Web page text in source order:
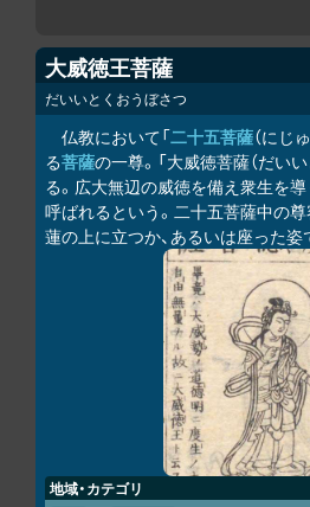
大威徳王菩薩
だいいとくおうぼさつ
仏教において「二十五菩薩（にじ
る菩薩の一尊。「大威徳菩薩（だい
る。広大無辺の威徳を備え衆生を
呼ばれるという。二十五菩薩中の
蓮の上に立つか、あるいは座った姿
地域・カテゴリ